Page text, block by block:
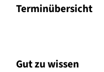
Terminübersicht
Gut zu wissen